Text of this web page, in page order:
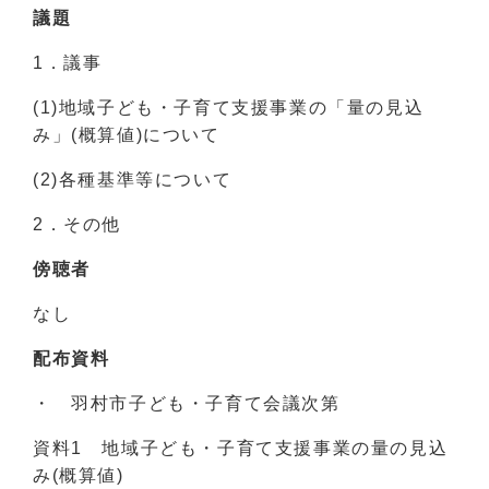
議題
1．議事
(1)地域子ども・子育て支援事業の「量の見込
み」(概算値)について
(2)各種基準等について
2．その他
傍聴者
なし
配布資料
・ 羽村市子ども・子育て会議次第
資料1 地域子ども・子育て支援事業の量の見込
み(概算値)